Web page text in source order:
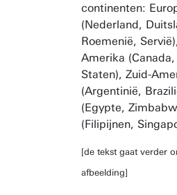
continenten:
(Nederland,
Roemenië,
Amerika
Staten), Zuid-
(Argentinië,
(Egypte,
(Filipijnen,
[de tekst gaat verder
afbeelding]